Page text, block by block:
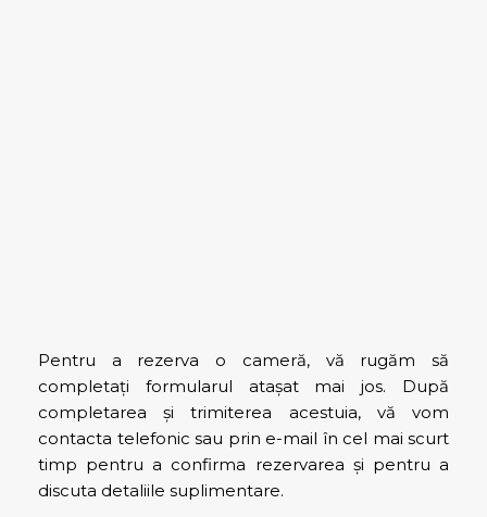
Pentru a rezerva o cameră, vă rugăm să
completați formularul atașat mai jos. După
completarea și trimiterea acestuia, vă vom
contacta telefonic sau prin e-mail în cel mai scurt
timp pentru a confirma rezervarea și pentru a
discuta detaliile suplimentare.